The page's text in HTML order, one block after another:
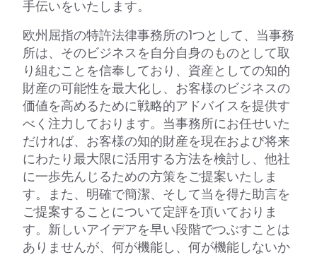
手伝いをいたします。
欧州屈指の特許法律事務所の1つとして、当事務
所は、そのビジネスを自分自身のものとして取
り組むことを信奉しており、資産としての知的
財産の可能性を最大化し、お客様のビジネスの
価値を高めるために戦略的アドバイスを提供す
べく注力しております。当事務所にお任せいた
だければ、お客様の知的財産を現在および将来
にわたり最大限に活用する方法を検討し、他社
に一歩先んじるための方策をご提案いたしま
す。また、明確で簡潔、そして当を得た助言を
ご提案することについて定評を頂いておりま
す。新しいアイデアを早い段階でつぶすことは
ありませんが、何が機能し、何が機能しないか